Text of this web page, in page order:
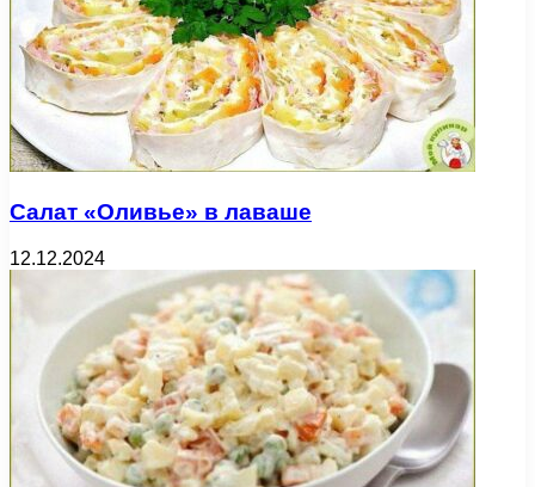
Салат «Оливье» в лаваше
12.12.2024